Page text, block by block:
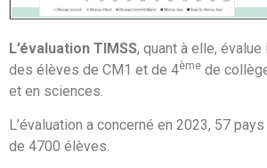
L’évaluation TIMSS, quant à elle,
des élèves de CM1 et de 4ème de
et en sciences.
L’évaluation a concerné en 2023, 57
de 4700 élèves.